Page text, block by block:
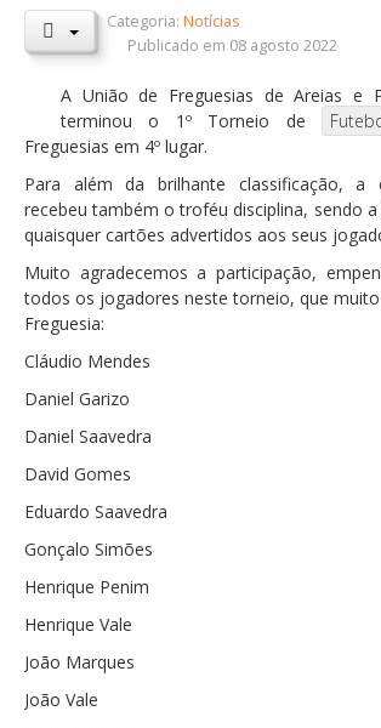
Orçamentos / PPI / PPA
DESTAQUES
Notícias
Sondagens
ZêzereTV
SERVIÇOS
Roturas e Leituras
Qualidade da Água
Atendimento ao Público
Biblioteca Online FZZ
Plantas PDM Online
Faixas Gestão Combustível
Categoria:Notícias
Publicado em 08 agosto 2022
A União de Freguesias de Areias e
terminou o 1º Torneio de
Freguesias em 4º lugar.
Para além da brilhante classificação, a
recebeu também o troféu disciplina, sendo a
quaisquer cartões advertidos aos seus
Muito agradecemos a participação,
todos os jogadores neste torneio, que
Freguesia:
Cláudio Mendes
Daniel Garizo
Daniel Saavedra
David Gomes
Eduardo Saavedra
Gonçalo Simões
Henrique Penim
Henrique Vale
João Marques
João Vale